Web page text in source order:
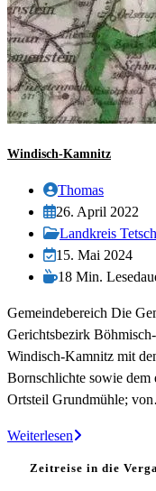
Windisch-Kamnitz
Beitrags-
Autor:
Thomas
Beitrag
veröffentlicht:
26. April 2022
Beitrags-
Kategorie:
Landkreis
Beitrag
zuletzt
am:
15. Mai 2024
Lesedauer:
18 Min.
Gemeindebereich Die
Gerichtsbezirk
Windisch-Kamnitz mit
Bornschlichte sowie dem
Ortsteil Grundmühle;
WeiterlesenWindisch-
Zeitreise in die